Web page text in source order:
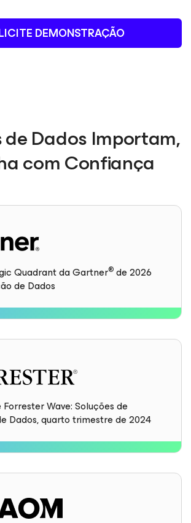
DEMONSTRAÇÃO
de Dados Importam,
com Confiança
Quadrant da Gartner®de 2026
de Dados
Wave: Soluções de
Dados, quarto trimestre de 2024